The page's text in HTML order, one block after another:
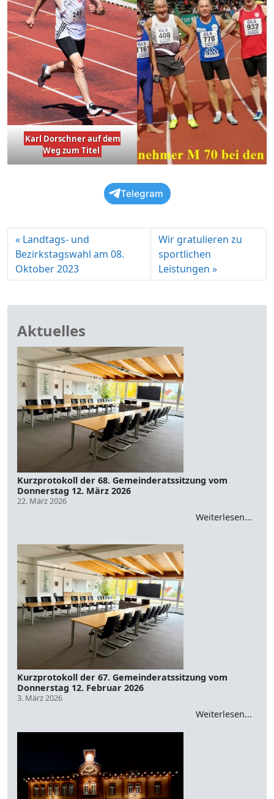
Karl Dorschner auf dem
Weg zum Titel
Telegram
Landtags- und
Bezirkstagswahl am 08.
Oktober 2023
Wir gratulieren zu
sportlichen
Leistungen
Aktuelles
Kurzprotokoll der 68. Gemeinderatssitzung vom
Donnerstag 12. März 2026
22. März 2026
Weiterlesen...
Kurzprotokoll der 67. Gemeinderatssitzung vom
Donnerstag 12. Februar 2026
3. März 2026
Weiterlesen...